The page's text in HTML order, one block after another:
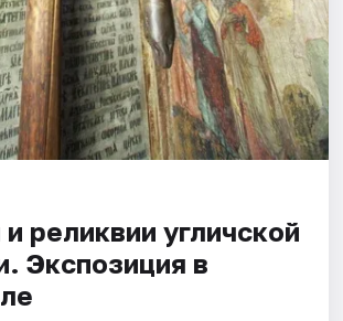
реликвии угличской
Экспозиция в